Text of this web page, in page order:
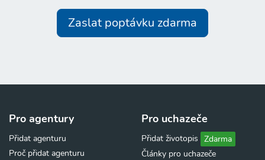
Zaslat poptávku zdarma
Pro agentury
Přidat agenturu
Proč přidat agenturu
Pro uchazeče
Přidat životopis Zdarma
Články pro uchazeče